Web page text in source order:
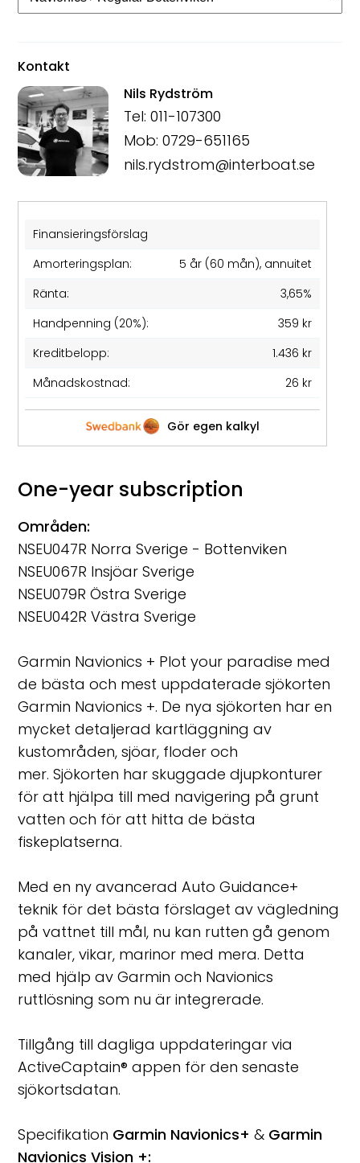
Kontakt
Nils Rydström
Tel: 011-107300
Mob: 0729-651165
nils.rydstrom@interboat.se
Finansieringsförslag
Amorteringsplan:
5 år (60 mån), annuitet
Ränta:
3,65%
Handpenning (20%):
359 kr
Kreditbelopp:
1.436 kr
Månadskostnad:
26 kr
Gör egen kalkyl
One-year subscription
Områden:
NSEU047R Norra Sverige - Bottenviken
NSEU067R Insjöar Sverige
NSEU079R Östra Sverige
NSEU042R Västra Sverige
Garmin Navionics + Plot your paradise med
de bästa och mest uppdaterade sjökorten
Garmin Navionics +. De nya sjökorten har en
mycket detaljerad kartläggning av
kustområden, sjöar, floder och
mer. Sjökorten har skuggade djupkonturer
för att hjälpa till med navigering på grunt
vatten och för att hitta de bästa
fiskeplatserna.
Med en ny avancerad Auto Guidance+
teknik för det bästa förslaget av vägledning
på vattnet till mål, nu kan rutten gå genom
kanaler, vikar, marinor med mera. Detta
med hjälp av Garmin och Navionics
ruttlösning som nu är integrerade.
Tillgång till dagliga uppdateringar via
ActiveCaptain® appen för den senaste
sjökortsdatan.
Specifikation Garmin Navionics+& Garmin
Navionics Vision +: